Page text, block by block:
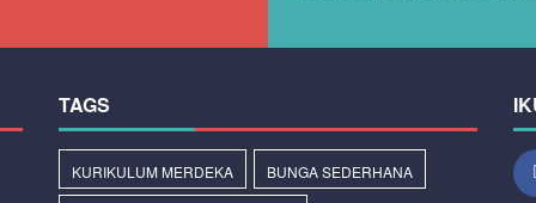
TAGS
KURIKULUM MERDEKA BUNGA SEDERHANA